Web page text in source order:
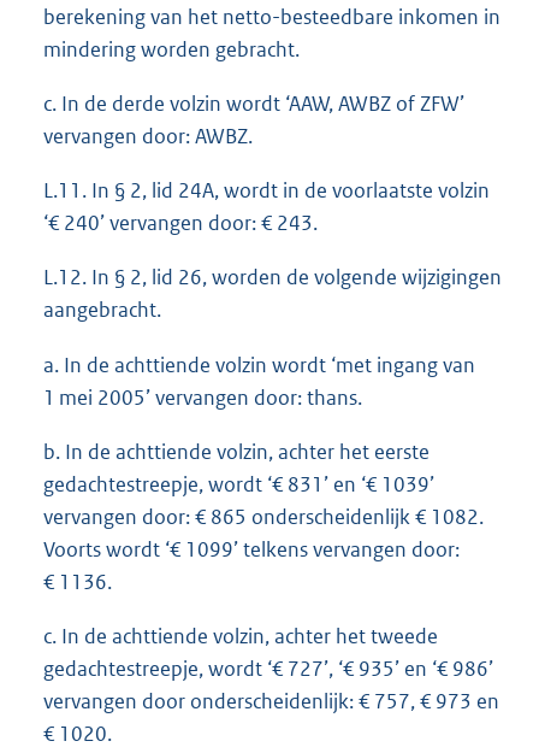
berekening van het netto-besteedbare inkomen in
mindering worden gebracht.
c. In de derde volzin wordt ‘AAW, AWBZ of ZFW’
vervangen door: AWBZ.
L.11. In § 2, lid 24A, wordt in de voorlaatste volzin
‘€ 240’ vervangen door: € 243.
L.12. In § 2, lid 26, worden de volgende wijzigingen
aangebracht.
a. In de achttiende volzin wordt ‘met ingang van
1 mei 2005’ vervangen door: thans.
b. In de achttiende volzin, achter het eerste
gedachtestreepje, wordt ‘€ 831’ en ‘€ 1039’
vervangen door: € 865 onderscheidenlijk € 1082.
Voorts wordt ‘€ 1099’ telkens vervangen door:
€ 1136.
c. In de achttiende volzin, achter het tweede
gedachtestreepje, wordt ‘€ 727’, ‘€ 935’ en ‘€ 986’
vervangen door onderscheidenlijk: € 757, € 973 en
€ 1020.